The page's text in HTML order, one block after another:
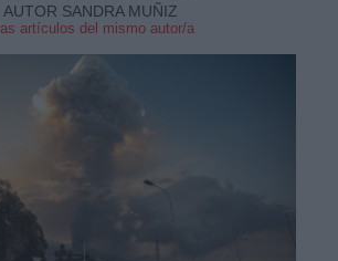
AUTOR SANDRA MUÑIZ
artículos del mismo autor/a